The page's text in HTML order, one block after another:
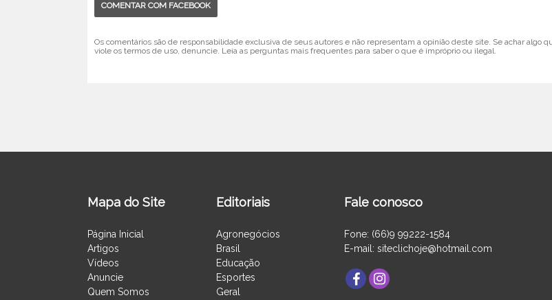
COMENTAR COM FACEBOOK
Os comentários são de responsabilidade exclusiva de seus autores e não representam a opinião deste site. Se achar algo
viole os termos de uso, denuncie. Leia as perguntas mais frequentes para saber o que é impróprio ou ilegal.
Mapa do Site
Página Inicial
Artigos
Vídeos
Anuncie
Quem Somos
Editoriais
Agronegócios
Brasil
Educação
Esportes
Geral
Fale conosco
Fone: (66)9 99222-1584
E-mail: siteclichoje@hotmail.com